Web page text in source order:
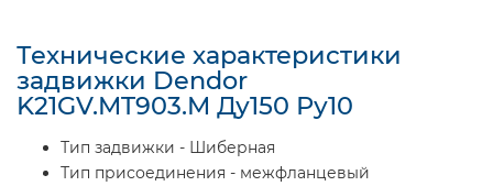
Технические характеристики
задвижки Dendor
K21GV.MT903.M Ду150 Ру10
Тип задвижки - Шиберная
Тип присоединения - межфланцевый